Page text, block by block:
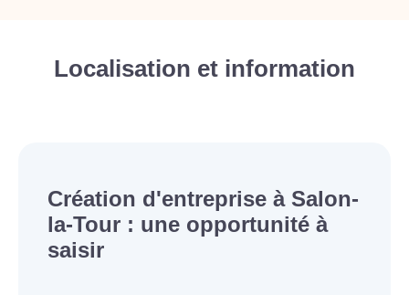
Localisation et information
Création d'entreprise à Salon-
la-Tour : une opportunité à
saisir